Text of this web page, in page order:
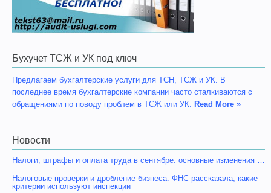
Бухучет ТСЖ и УК под ключ
Предлагаем бухгалтерские услуги для ТСН, ТСЖ и УК. В
последнее время бухгалтерские компании часто сталкиваются с
обращениями по поводу проблем в ТСЖ или УК. Read More »
Новости
Налоги, штрафы и оплата труда в сентябре: основные изменения …
Налоговые проверки и дробление бизнеса: ФНС рассказала, какие
критерии используют инспекции